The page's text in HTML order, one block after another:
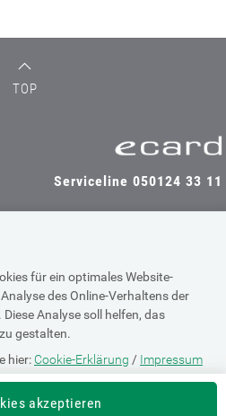
für ein optimales Website-
des Online-Verhaltens der
Analyse soll helfen, das
gestalten.
hier: Cookie-Erklärung / Impressum
akzeptieren
TOP
Serviceline 050124 33 11
Impressum
Site Map